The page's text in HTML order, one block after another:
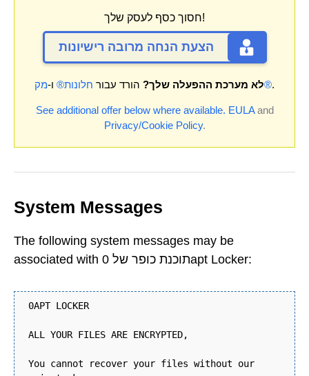
חסוך כסף לעסק שלך!
הצעת הנחה מרובה רישיונות
לא מערכת ההפעלה שלך? הורד עבור חלונות® ו- מק®.
See additional offer below where available. EULAand
Privacy/Cookie Policy.
System Messages
The following system messages may be
associated with תוכנת כופר של 0apt Locker:
0APT LOCKER
ALL YOUR FILES ARE ENCRYPTED,
You cannot recover your files without our